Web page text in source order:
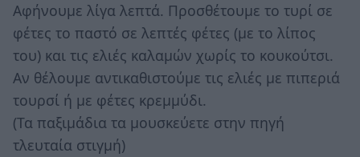
Αφήνουμε λίγα λεπτά. Προσθέτουμε το τυρί σε
φέτες το παστό σε λεπτές φέτες (με το λίπος
του) και τις ελιές καλαμών χωρίς το κουκούτσι.
Αν θέλουμε αντικαθιστούμε τις ελιές με πιπεριά
τουρσί ή με φέτες κρεμμύδι.
(Τα παξιμάδια τα μουσκεύετε στην πηγή
τλευταία στιγμή)